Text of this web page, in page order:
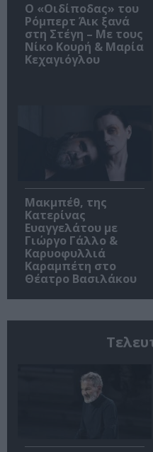
O «Οιδίποδας» του
Ρόμπερτ Άικ ξανά
στη Στέγη – Με τους
Νίκο Κουρή & Μαρία
Κεχαγιόγλου
Μακμπέθ, της
Κατερίνας
Ευαγγελάτου με
Γιώργο Γάλλο &
Καρυοφυλλιά
Καραμπέτη στο
Θέατρο Βασιλάκου